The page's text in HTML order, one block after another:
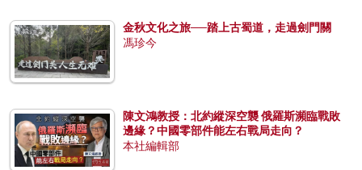
金秋文化之旅──踏上古蜀道，走過劍門關
馮珍今
陳文鴻教授：北約縱深空襲 俄羅斯瀕臨戰敗
邊緣？中國零部件能左右戰局走向？
本社編輯部